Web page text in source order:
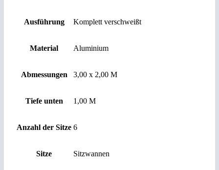
Ausführung Komplett verschweißt
Material Aluminium
Abmessungen 3,00 x 2,00 M
Tiefe unten 1,00 M
Anzahl der Sitze 6
Sitze Sitzwannen